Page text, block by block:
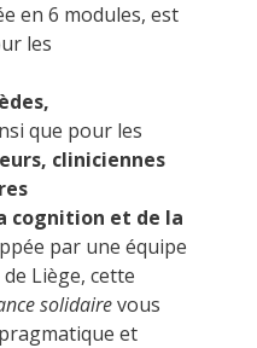
en 6 modules, est
les
que pour les
cliniciennes
cognition et de la
par une équipe
Liège, cette
solidairevous
et